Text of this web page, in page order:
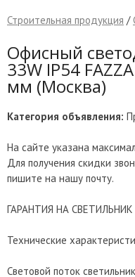
Строительная продукция /
Офисный
33W IP54
мм (Москва)
Категория объявления:
На сайте указана
Для получения скидки
пишите на нашу почту.
ГАРАНТИЯ НА
Технические
Световой поток
Отмена